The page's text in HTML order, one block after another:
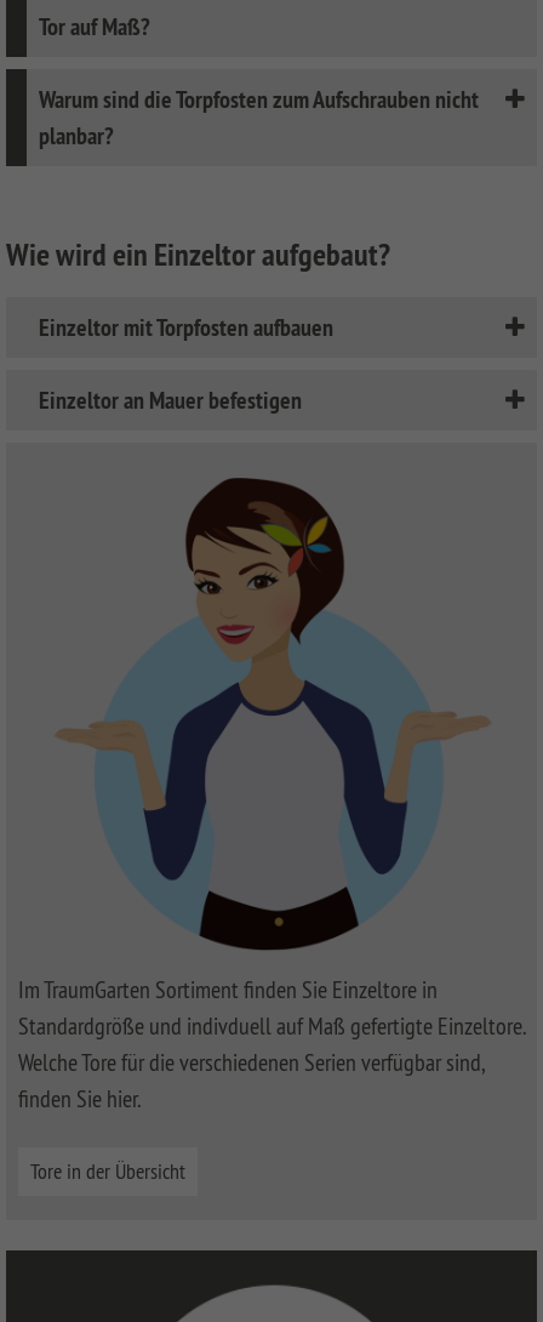
Tor auf Maß?
Warum sind die Torpfosten zum Aufschrauben nicht
planbar?
Wie wird ein Einzeltor aufgebaut?
Einzeltor mit Torpfosten aufbauen
Einzeltor an Mauer befestigen
Im TraumGarten Sortiment finden Sie Einzeltore in
Standardgröße und indivduell auf Maß gefertigte Einzeltore.
Welche Tore für die verschiedenen Serien verfügbar sind,
finden Sie hier.
Tore in der Übersicht